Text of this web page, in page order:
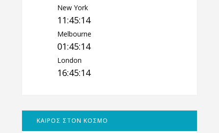
New York
11:45:14
Melbourne
01:45:14
London
16:45:14
ΚΑΙΡΟΣ ΣΤΟΝ ΚΟΣΜΟ